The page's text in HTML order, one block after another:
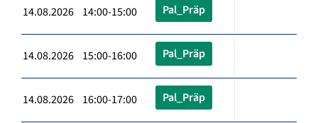
14.08.2026 14:00-15:00 Pal_Präp
14.08.2026 15:00-16:00 Pal_Präp
14.08.2026 16:00-17:00 Pal_Präp